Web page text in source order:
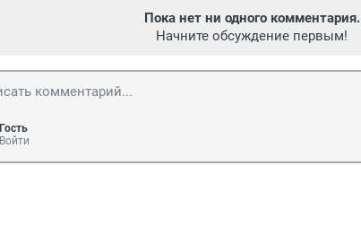
Пока нет ни одного комментария.
Начните обсуждение первым!
Гость
Войти